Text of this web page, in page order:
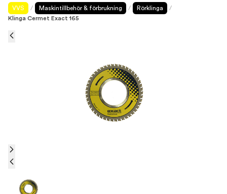
VVS / Maskintillbehör & förbrukning / Rörklinga
/
Klinga Cermet Exact 165